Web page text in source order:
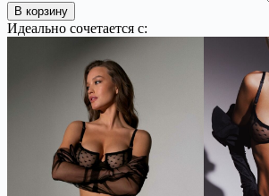
В корзину
Идеально сочетается с: